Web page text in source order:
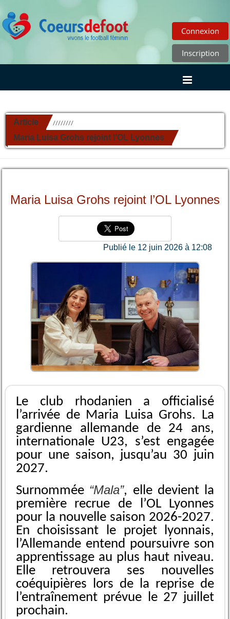
Connexion
Inscription
Article //////////
Maria Luisa Grohs rejoint l’OL Lyonnes
Maria Luisa Grohs rejoint l’OL Lyonnes
Publié le 12 juin 2026 à 12:08
Le club rhodanien a officialisé
l’arrivée de Maria Luisa Grohs. La
gardienne allemande de 24 ans,
internationale U23, s’est engagée
pour une saison, jusqu’au 30 juin
2027.
Surnommée “Mala”, elle devient la
première recrue de l’OL Lyonnes
pour la nouvelle saison 2026-2027.
En choisissant le projet lyonnais,
l’Allemande entend poursuivre son
apprentissage au plus haut niveau.
Elle retrouvera ses nouvelles
coéquipières lors de la reprise de
l’entraînement prévue le 27 juillet
prochain.